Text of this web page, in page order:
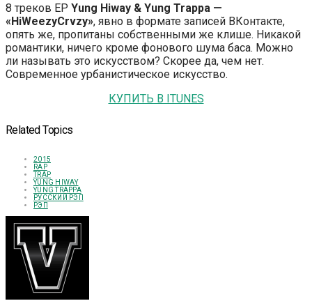
8 треков EP Yung Hiway & Yung Trappa —
«HiWeezyCrvzy», явно в формате записей ВКонтакте,
опять же, пропитаны собственными же клише. Никакой
романтики, ничего кроме фонового шума баса. Можно
ли называть это искусством? Скорее да, чем нет.
Современное урбанистическое искусство.
КУПИТЬ В ITUNES
Related Topics
2015
RAP
TRAP
YUNG HIWAY
YUNG TRAPPA
РУССКИЙ РЭП
РЭП